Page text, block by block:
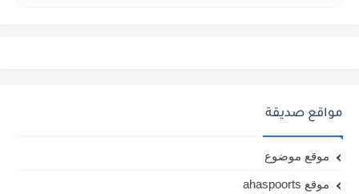
مواقع صديقة
موقع موضوع
موقع ahaspoorts